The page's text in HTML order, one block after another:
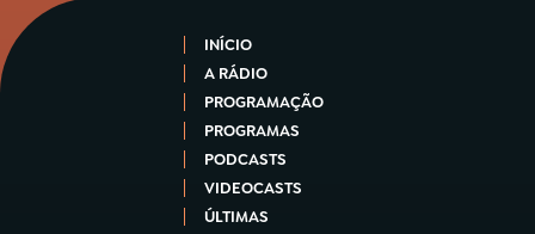
INÍCIO
A RÁDIO
PROGRAMAÇÃO
PROGRAMAS
PODCASTS
VIDEOCASTS
ÚLTIMAS